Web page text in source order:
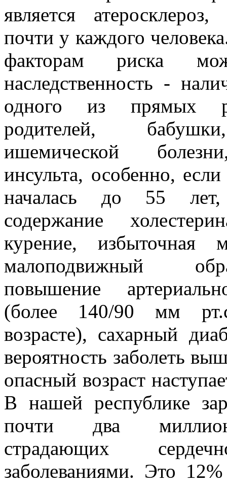
является
почти у каждого
факторам риска
наследственность -
одного из прямых
родителей,
ишемической
инсульта, особенно,
началась до 55 лет,
содержание
курение, избыточная
малоподвижный
повышение
(более 140/90 мм
возрасте), сахарный
вероятность заболеть
опасный возраст
В нашей республике
почти два
страдающих
заболеваниями. Это